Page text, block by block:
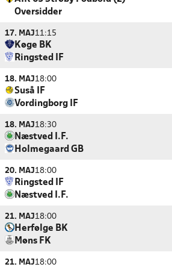
Oversidder
17. MAJ11:15
Køge BK
Ringsted IF
18. MAJ18:00
Suså IF
Vordingborg IF
18. MAJ18:30
Næstved I.F.
Holmegaard GB
20. MAJ18:00
Ringsted IF
Næstved I.F.
21. MAJ18:00
Herfølge BK
Møns FK
21. MAJ18:00